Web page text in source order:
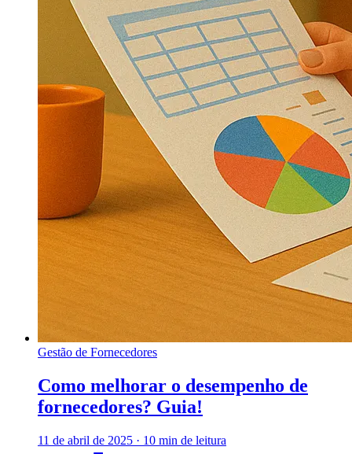
Gestão de Fornecedores
Como melhorar o desempenho de
fornecedores? Guia!
11 de abril de 2025 · 10 min de leitura